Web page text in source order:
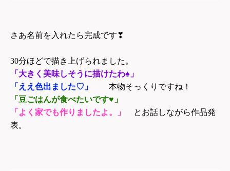
さあ名前を入れたら完成です❣
30分ほどで描き上げられました。
「大きく美味しそうに描けたわ♠」
「ええ色出ました♡」 本物そっくりですね！
「豆ごはんが食べたいです♥」
「よく家でも作りましたよ。」
とお話しながら作品発
表。